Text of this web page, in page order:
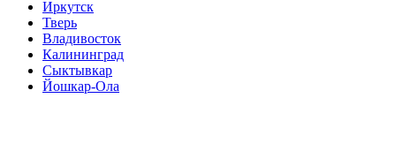
Иркутск
Тверь
Владивосток
Калининград
Сыктывкар
Йошкар-Ола